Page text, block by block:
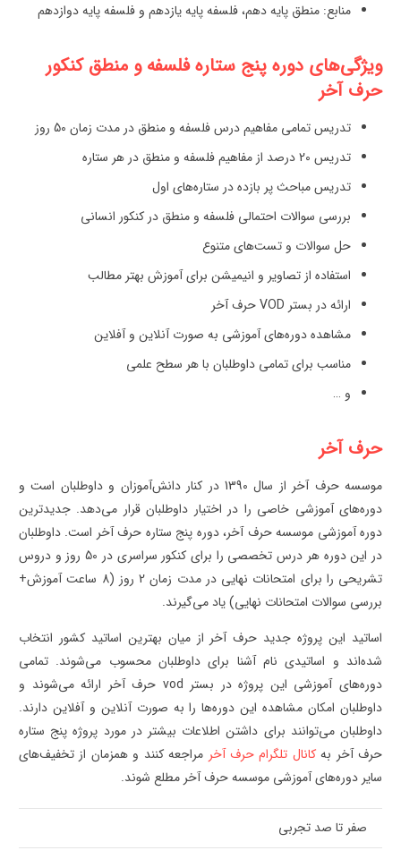
منابع: منطق پایه دهم، فلسفه پایه یازدهم و فلسفه پایه دوازدهم
ویژگی‌های دوره پنج ستاره فلسفه و منطق کنکور
حرف آخر
تدریس تمامی مفاهیم درس فلسفه و منطق در مدت زمان 50 روز
تدریس 20 درصد از مفاهیم فلسفه و منطق در هر ستاره
تدریس مباحث پر بازده در ستاره‌های اول
بررسی سوالات احتمالی فلسفه و منطق در کنکور انسانی
حل سوالات و تست‌های متنوع
استفاده از تصاویر و انیمیشن برای آموزش بهتر مطالب
ارائه در بستر VOD حرف آخر
مشاهده دوره‌های آموزشی به صورت آنلاین و آفلاین
مناسب برای تمامی داوطلبان با هر سطح علمی
و …
حرف آخر
موسسه حرف آخر از سال 1390 در کنار دانش‌آموزان و داوطلبان است و
دوره‌های آموزشی خاصی را در اختیار داوطلبان قرار می‌دهد. جدیدترین
دوره آموزشی موسسه حرف آخر، دوره پنج ستاره حرف آخر است. داوطلبان
در این دوره هر درس تخصصی را برای کنکور سراسری در 50 روز و دروس
تشریحی را برای امتحانات نهایی در مدت زمان 2 روز (8 ساعت آموزش+
بررسی سوالات امتحانات نهایی) یاد می‌گیرند.
اساتید این پروژه جدید حرف آخر از میان بهترین اساتید کشور انتخاب
شده‌اند و اساتیدی نام آشنا برای داوطلبان محسوب می‌شوند. تمامی
دوره‌های آموزشی این پروژه در بستر vod حرف آخر ارائه می‌شوند و
داوطلبان امکان مشاهده این دوره‌ها را به صورت آنلاین و آفلاین دارند.
داوطلبان می‌توانند برای داشتن اطلاعات بیشتر در مورد پروژه پنج ستاره
حرف آخر بهکانال تلگرام حرف آخر مراجعه کنند و همزمان از تخفیف‌های
سایر دوره‌های آموزشی موسسه حرف آخر مطلع شوند.
صفر تا صد تجربی